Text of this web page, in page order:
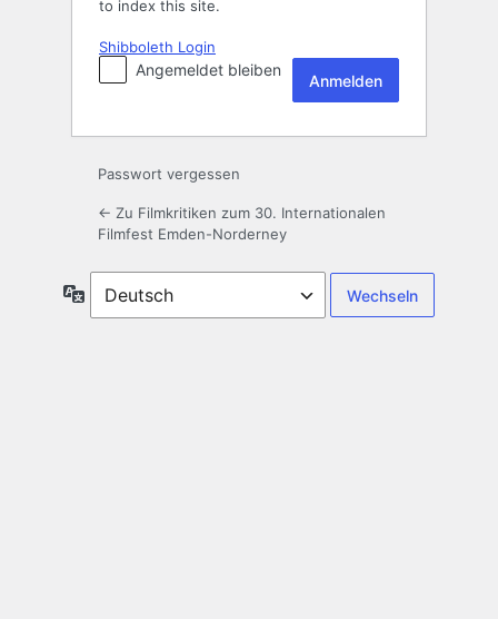
to index this site.
Shibboleth Login
Angemeldet bleiben
Passwort vergessen
← Zu Filmkritiken zum 30. Internationalen
Filmfest Emden-Norderney
Sprache